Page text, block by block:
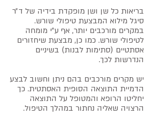
בריאות כל שן ושן מופקדת בידיה של ד״ר
סיגל מילוא המבצעת טיפולי שורש.
במקרים מורכבים יותר, אף ע״י מומחה
לטיפולי שורש. כמו כן, מבצעת שיחזורים
אסתטיים (סתימות לבנות) בשיניים
הנדרשות לכך.
יש מקרים מורכבים בהם ניתן וחשוב לבצע
הדמיית התוצאה הסופית האסתטית. כך
יחליטו הרופא והמטופל על התוצאה
הרצויה שאליה נחתור במהלך הטיפול.